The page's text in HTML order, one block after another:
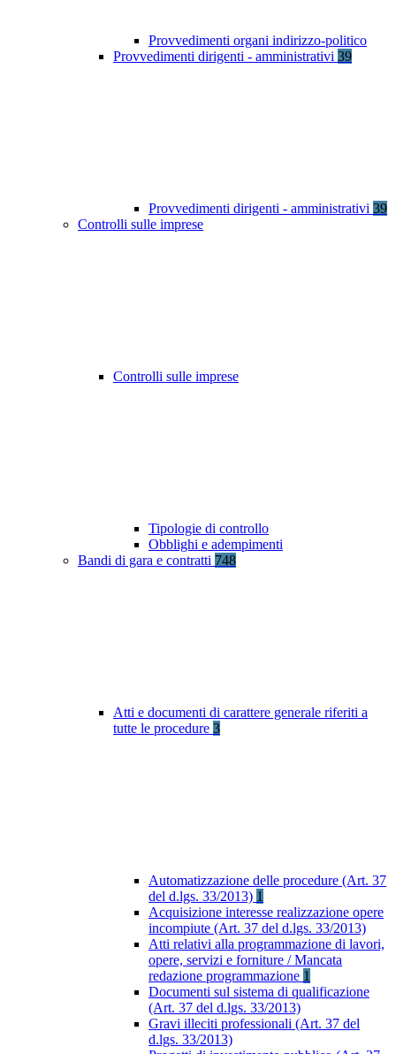
Provvedimenti organi indirizzo-politico
Provvedimenti dirigenti - amministrativi 39
Provvedimenti dirigenti - amministrativi 39
Controlli sulle imprese
Controlli sulle imprese
Tipologie di controllo
Obblighi e adempimenti
Bandi di gara e contratti 748
Atti e documenti di carattere generale riferiti a
tutte le procedure 3
Automatizzazione delle procedure (Art. 37
del d.lgs. 33/2013) 1
Acquisizione interesse realizzazione opere
incompiute (Art. 37 del d.lgs. 33/2013)
Atti relativi alla programmazione di lavori,
opere, servizi e forniture / Mancata
redazione programmazione 1
Documenti sul sistema di qualificazione
(Art. 37 del d.lgs. 33/2013)
Gravi illeciti professionali (Art. 37 del
d.lgs. 33/2013)